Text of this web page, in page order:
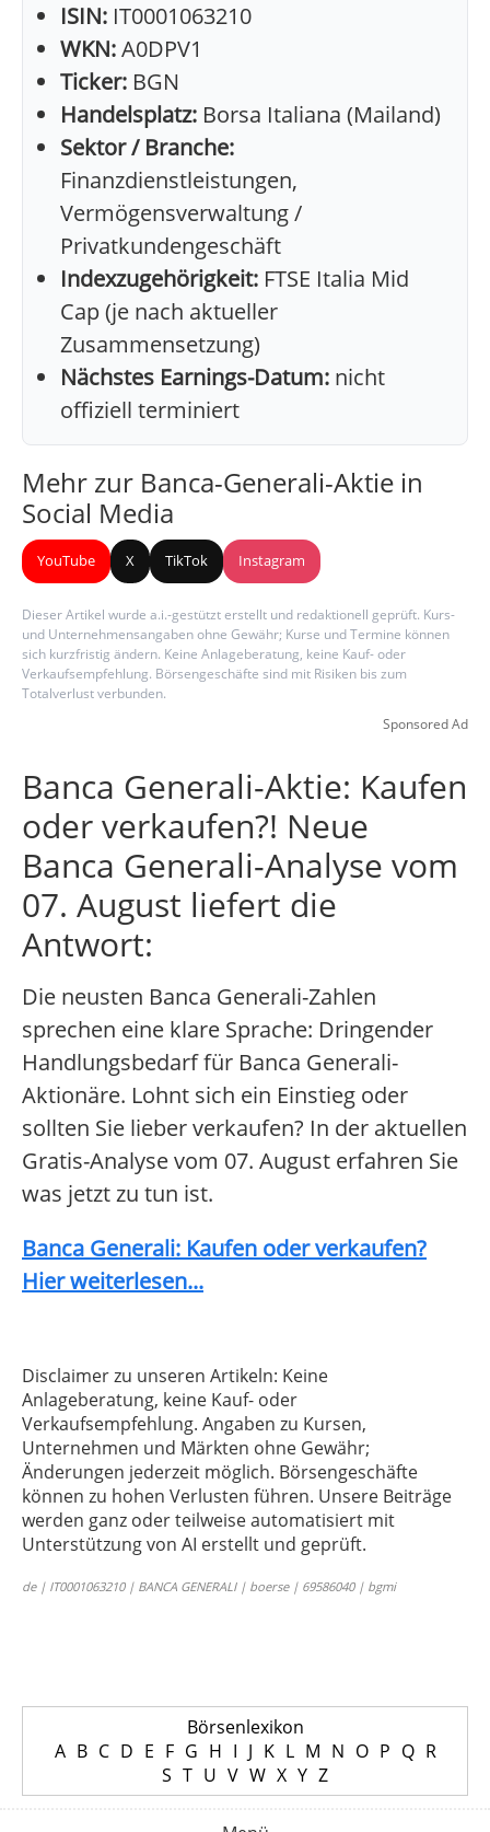
ISIN: IT0001063210
WKN:A0DPV1
Ticker: BGN
Handelsplatz: Borsa Italiana (Mailand)
Sektor / Branche:
Finanzdienstleistungen,
Vermögensverwaltung /
Privatkundengeschäft
Indexzugehörigkeit: FTSE Italia Mid
Cap (je nach aktueller
Zusammensetzung)
Nächstes Earnings-Datum: nicht
offiziell terminiert
Mehr zur Banca-Generali-Aktie in
Social Media
YouTube X TikTok Instagram
Dieser Artikel wurde a.i.-gestützt erstellt und redaktionell geprüft. Kurs-
und Unternehmensangaben ohne Gewähr; Kurse und Termine können
sich kurzfristig ändern. Keine Anlageberatung, keine Kauf- oder
Verkaufsempfehlung. Börsengeschäfte sind mit Risiken bis zum
Totalverlust verbunden.
Sponsored Ad
Banca Generali-Aktie: Kaufen
oder verkaufen?! Neue
Banca Generali-Analyse vom
07. August liefert die
Antwort:
Die neusten Banca Generali-Zahlen
sprechen eine klare Sprache: Dringender
Handlungsbedarf für Banca Generali-
Aktionäre. Lohnt sich ein Einstieg oder
sollten Sie lieber verkaufen? In der aktuellen
Gratis-Analyse vom 07. August erfahren Sie
was jetzt zu tun ist.
Banca Generali: Kaufen oder verkaufen?
Hier weiterlesen...
Disclaimer zu unseren Artikeln: Keine
Anlageberatung, keine Kauf- oder
Verkaufsempfehlung. Angaben zu Kursen,
Unternehmen und Märkten ohne Gewähr;
Änderungen jederzeit möglich. Börsengeschäfte
können zu hohen Verlusten führen. Unsere Beiträge
werden ganz oder teilweise automatisiert mit
Unterstützung von AI erstellt und geprüft.
de | IT0001063210 | BANCA GENERALI | boerse | 69586040 | bgmi
Börsenlexikon
A B C D E F G H I J K L M N O P Q R
S T U V W X Y Z